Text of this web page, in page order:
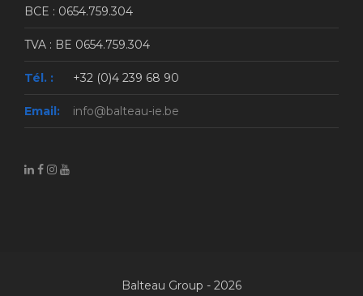
BCE : 0654.759.304
TVA : BE 0654.759.304
Tél. : +32 (0)4 239 68 90
Email: info@balteau-ie.be
Balteau Group - 2026